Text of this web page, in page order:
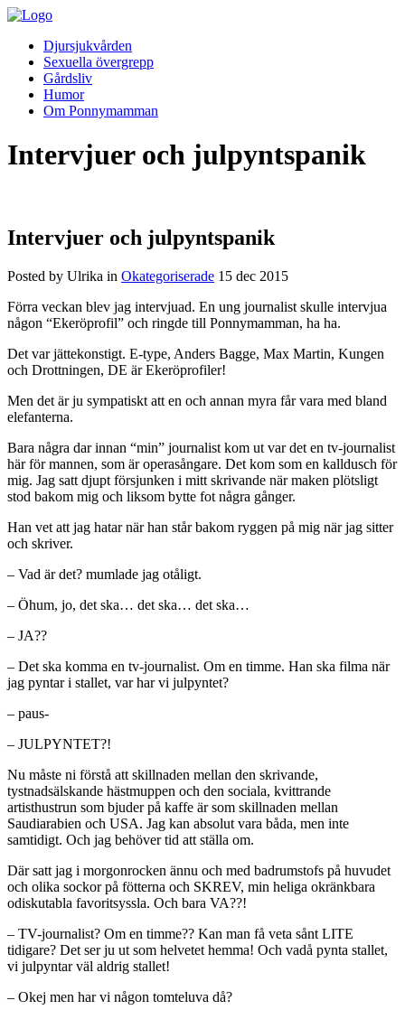
Djursjukvården
Sexuella övergrepp
Gårdsliv
Humor
Om Ponnymamman
Intervjuer och julpyntspanik
Intervjuer och julpyntspanik
Posted by Ulrika in Okategoriserade 15 dec 2015
Förra veckan blev jag intervjuad. En ung journalist skulle intervjua
någon “Ekeröprofil” och ringde till Ponnymamman, ha ha.
Det var jättekonstigt. E-type, Anders Bagge, Max Martin, Kungen
och Drottningen, DE är Ekeröprofiler!
Men det är ju sympatiskt att en och annan myra får vara med bland
elefanterna.
Bara några dar innan “min” journalist kom ut var det en tv-journalist
här för mannen, som är operasångare. Det kom som en kalldusch för
mig. Jag satt djupt försjunken i mitt skrivande när maken plötsligt
stod bakom mig och liksom bytte fot några gånger.
Han vet att jag hatar när han står bakom ryggen på mig när jag sitter
och skriver.
– Vad är det? mumlade jag otåligt.
– Öhum, jo, det ska… det ska… det ska…
– JA??
– Det ska komma en tv-journalist. Om en timme. Han ska filma när
jag pyntar i stallet, var har vi julpyntet?
– paus-
– JULPYNTET?!
Nu måste ni förstå att skillnaden mellan den skrivande,
tystnadsälskande hästmuppen och den sociala, kvittrande
artisthustrun som bjuder på kaffe är som skillnaden mellan
Saudiarabien och USA. Jag kan absolut vara båda, men inte
samtidigt. Och jag behöver tid att ställa om.
Där satt jag i morgonrocken ännu och med badrumstofs på huvudet
och olika sockor på fötterna och SKREV, min heliga okränkbara
odiskutabla favoritsyssla. Och bara VA??!
– TV-journalist? Om en timme?? Kan man få veta sånt LITE
tidigare? Det ser ju ut som helvetet hemma! Och vadå pynta stallet,
vi julpyntar väl aldrig stallet!
– Okej men har vi någon tomteluva då?